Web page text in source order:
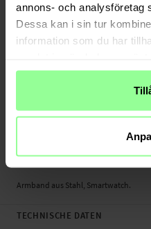
annons- och analysföretag
Dessa kan i sin tur
information som du har
deine Smartwatch auf das nächste
anpassbar (mit Hilfe eines
- Amazfit GTS 2 Mini
Länge: Zwischen 130 und 175 mm
Farbe: Silber, Rosa
Armband aus Stahl, Smartwatch.
TECHNISCHE DATEN